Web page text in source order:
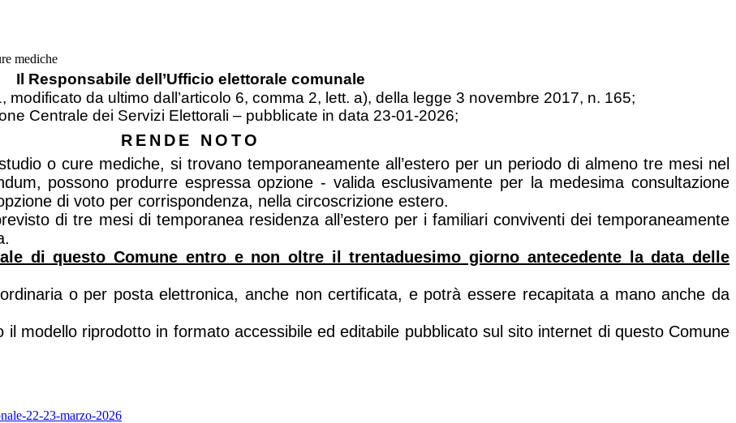
mediche
Il Responsabile dell’Ufficio elettorale comunale
modificato da ultimo dall’articolo 6, comma 2, lett. a), della legge 3 novembre 2017, n. 165;
Centrale dei Servizi Elettorali – pubblicate in data 23-01-2026;
RENDE NOTO
o cure mediche, si trovano temporaneamente all’estero per un periodo di almeno tre mesi nel
possono produrre espressa opzione - valida esclusivamente per la medesima consultazione
di voto per corrispondenza, nella circoscrizione estero.
di tre mesi di temporanea residenza all’estero per i familiari conviventi dei temporaneamente
di questo Comune entro e non oltre il trentaduesimo giorno antecedente la data delle
o per posta elettronica, anche non certificata, e potrà essere recapitata a mano anche da
il modello riprodotto in formato accessibile ed editabile pubblicato sul sito internet di questo Comune
22-23-marzo-2026